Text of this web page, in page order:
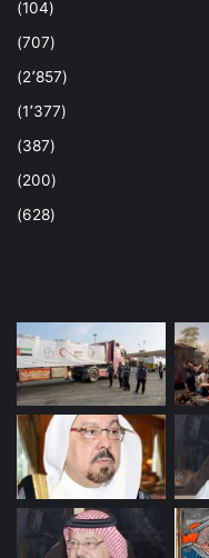
(104)
(707)
(2٬857)
(1٬377)
(387)
(200)
(628)